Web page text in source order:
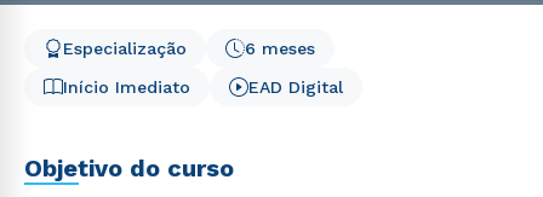
Início Imediato
6 meses
Especialização
EAD Digital
Objetivo do curso